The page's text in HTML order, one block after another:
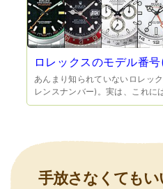
正直他店の倍以上で驚きまし
ロレックスのモデル番
あんまり知られていないロレッ
レンスナンバー)。実は、これに
手放さなくてもい